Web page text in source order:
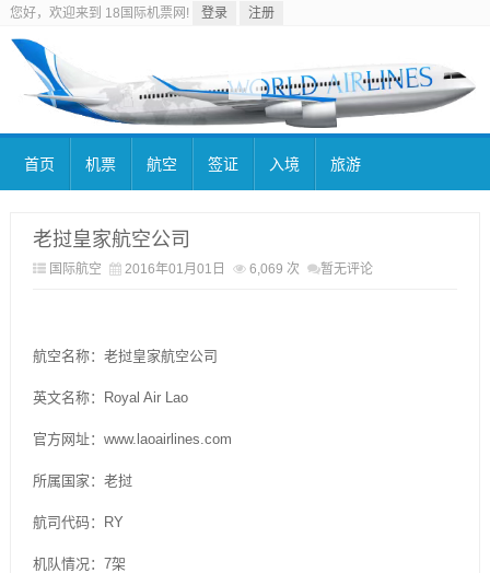
您好，欢迎来到 18国际机票网! 登录 注册
首页 机票 航空 签证 入境 旅游
老挝皇家航空公司
国际航空 2016年01月01日 6,069 次 暂无评论
航空名称：老挝皇家航空公司
英文名称：Royal Air Lao
官方网址：www.laoairlines.com
所属国家：老挝
航司代码：RY
机队情况：7架